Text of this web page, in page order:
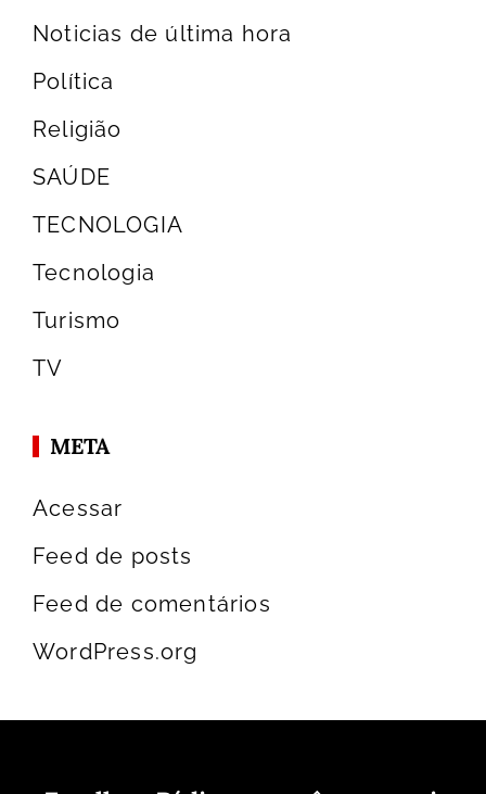
Noticias de última hora
Política
Religião
SAÚDE
TECNOLOGIA
Tecnologia
Turismo
TV
META
Acessar
Feed de posts
Feed de comentários
WordPress.org